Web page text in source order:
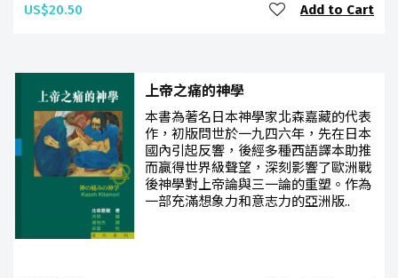
US$20.50 Add to Cart
上帝之痛的神學
本書為著名日本神學家北森嘉藏的代表
作，初版問世於一九四六年，先在日本
國內引起反響，後經多種西語譯本助推
而贏得世界級聲望，深刻影響了歐洲戰
後神學對上帝論與三一論的重塑。作為
一部充滿想象力和意志力的亞洲版..